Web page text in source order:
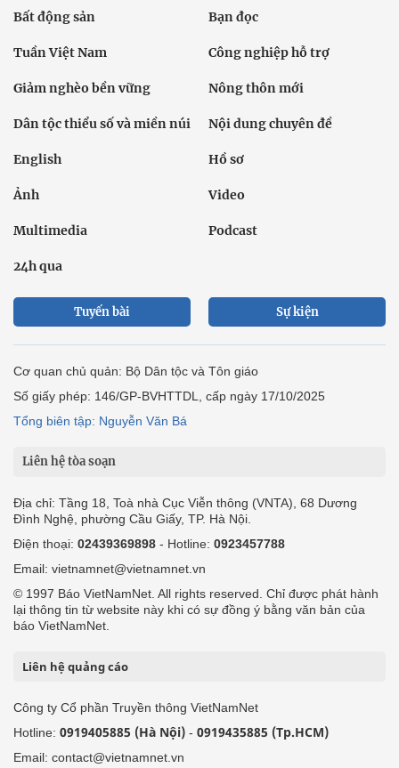
Bất động sản Bạn đọc
Tuần Việt Nam Công nghiệp hỗ trợ
Giảm nghèo bền vững Nông thôn mới
Dân tộc thiểu số và miền núi Nội dung chuyên đề
English Hồ sơ
Ảnh Video
Multimedia Podcast
24h qua
Tuyến bài Sự kiện
Cơ quan chủ quản: Bộ Dân tộc và Tôn giáo
Số giấy phép: 146/GP-BVHTTDL, cấp ngày 17/10/2025
Tổng biên tập: Nguyễn Văn Bá
Liên hệ tòa soạn
Địa chỉ: Tầng 18, Toà nhà Cục Viễn thông (VNTA), 68 Dương
Đình Nghệ, phường Cầu Giấy, TP. Hà Nội.
Điện thoại: 02439369898 - Hotline: 0923457788
Email: vietnamnet@vietnamnet.vn
© 1997 Báo VietNamNet. All rights reserved. Chỉ được phát hành
lại thông tin từ website này khi có sự đồng ý bằng văn bản của
báo VietNamNet.
Liên hệ quảng cáo
Công ty Cổ phần Truyền thông VietNamNet
Hotline: 0919405885 (Hà Nội) - 0919435885 (Tp.HCM)
Email: contact@vietnamnet.vn